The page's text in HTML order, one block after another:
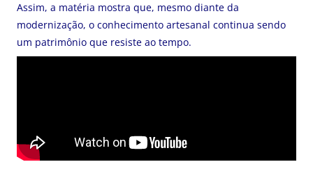
Assim, a matéria mostra que, mesmo diante da
modernização, o conhecimento artesanal continua sendo
um patrimônio que resiste ao tempo.